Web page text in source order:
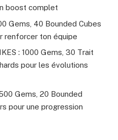
boost complet
Gems, 40 Bounded Cubes
renforcer ton équipe
: 1000 Gems, 30 Trait
pour les évolutions
Gems, 20 Bounded
pour une progression